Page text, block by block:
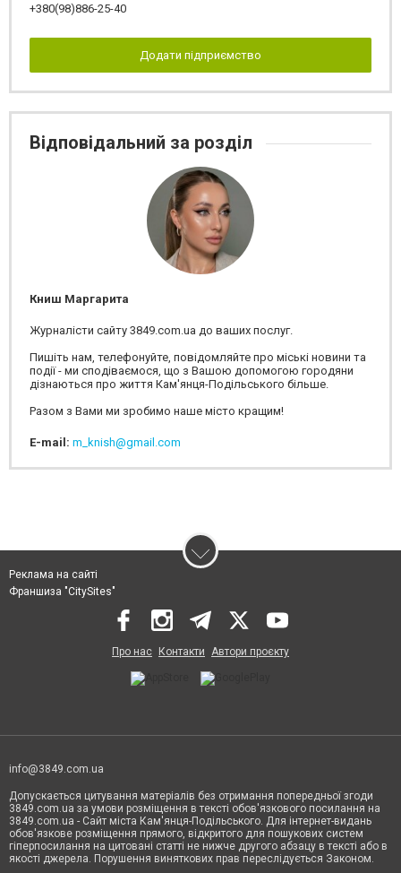
+380(98)886-25-40
Додати підприємство
Відповідальний за розділ
Книш Маргарита
Журналісти сайту 3849.com.ua до ваших послуг.
Пишіть нам, телефонуйте, повідомляйте про міські новини та
події - ми сподіваємося, що з Вашою допомогою городяни
дізнаються про життя Кам'янця-Подільського більше.
Разом з Вами ми зробимо наше місто кращим!
E-mail: m_knish@gmail.com
Реклама на сайті
Франшиза "CitySites"
Про нас Контакти Автори проєкту
info@3849.com.ua
Допускається цитування матеріалів без отримання попередньої згоди
3849.com.ua за умови розміщення в тексті обов'язкового посилання на
3849.com.ua - Сайт міста Кам'янця-Подільського. Для інтернет-видань
обов'язкове розміщення прямого, відкритого для пошукових систем
гіперпосилання на цитовані статті не нижче другого абзацу в тексті або в
якості джерела. Порушення виняткових прав переслідується Законом.